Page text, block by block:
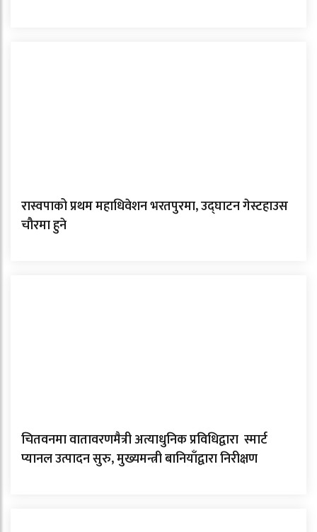
रास्वपाको प्रथम महाधिवेशन भरतपुरमा, उद्घाटन गेस्टहाउस
चौरमा हुने
चितवनमा वातावरणमैत्री अत्याधुनिक प्रविधिद्वारा स्मार्ट
प्यानल उत्पादन सुरु, मुख्यमन्त्री बानियाँद्वारा निरीक्षण